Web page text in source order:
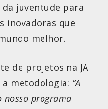
juventude para
inovadoras que
melhor.
de projetos na JA
a metodologia: “A
nosso programa